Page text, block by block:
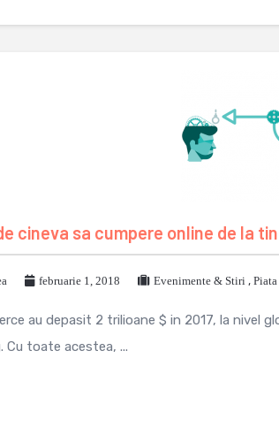
cineva sa cumpere online de la
februarie 1, 2018 Evenimente & Stiri ,
au depasit 2 trilioane $ in 2017, la nivel
Cu toate acestea, ...